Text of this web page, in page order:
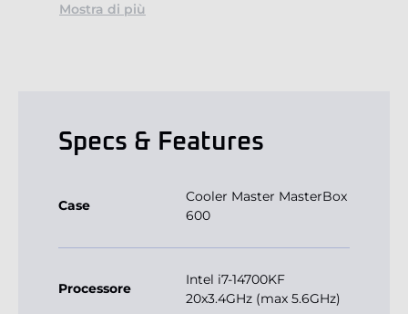
Mostra di più
Specs & Features
Case
Cooler Master MasterBox
600
Processore
Intel i7-14700KF
20x3.4GHz (max 5.6GHz)